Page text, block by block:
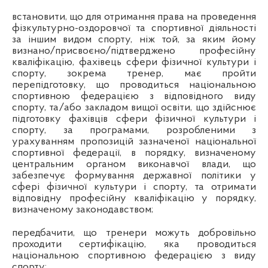
встановити, що для отримання права на проведення
фізкультурно-оздоровчої та спортивної діяльності
за іншим видом спорту, ніж той, за яким йому
визнано/присвоєно/підтверджено професійну
кваліфікацію, фахівець сфери фізичної культури і
спорту, зокрема тренер, має пройти
перепідготовку, що проводиться національною
спортивною федерацією з відповідного виду
спорту, та/або закладом вищої освіти, що здійснює
підготовку фахівців сфери фізичної культури і
спорту, за програмами, розробленими з
урахуванням пропозицій зазначеної національної
спортивної федерації, в порядку, визначеному
центральним органом виконавчої влади, що
забезпечує формування державної політики у
сфері фізичної культури і спорту, та отримати
відповідну професійну кваліфікацію у порядку,
визначеному законодавством;
передбачити, що тренери можуть добровільно
проходити сертифікацію, яка проводиться
національною спортивною федерацією з виду